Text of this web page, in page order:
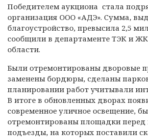
Победителем аукциона стала
организация ООО «АДЭ». Сумма,
благоустройство, превысила 2,5
сообщили в департаменте ТЭК и
области.
Были отремонтированы дворовые
заменены бордюры, сделаны
планировании работ учитывали
В итоге в обновленных дворах
современное уличное освещение,
отремонтированы площадки перед
подъезды, на которых поставили